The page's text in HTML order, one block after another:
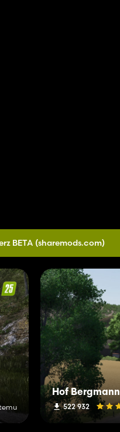
BETA (sharemods.com)
Hof Bergmann
522 932